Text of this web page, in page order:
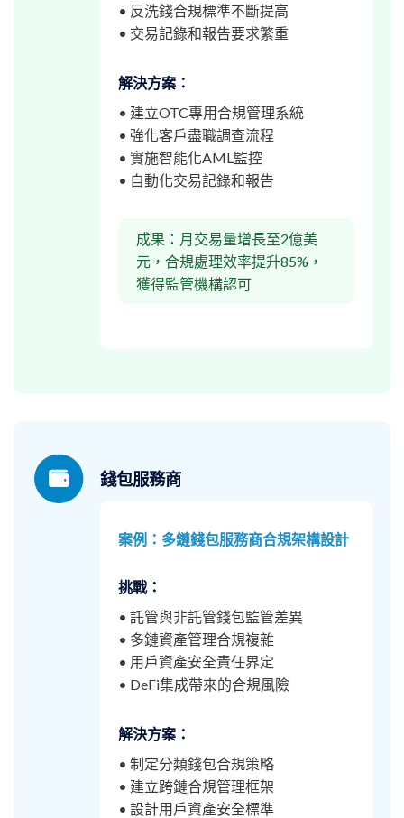
• 反洗錢合規標準不斷提高
• 交易記錄和報告要求繁重
解決方案：
• 建立OTC專用合規管理系統
• 強化客戶盡職調查流程
• 實施智能化AML監控
• 自動化交易記錄和報告
成果：月交易量增長至2億美
元，合規處理效率提升85%，
獲得監管機構認可
錢包服務商
案例：多鏈錢包服務商合規架構設計
挑戰：
• 託管與非託管錢包監管差異
• 多鏈資產管理合規複雜
• 用戶資產安全責任界定
• DeFi集成帶來的合規風險
解決方案：
• 制定分類錢包合規策略
• 建立跨鏈合規管理框架
• 設計用戶資產安全標準